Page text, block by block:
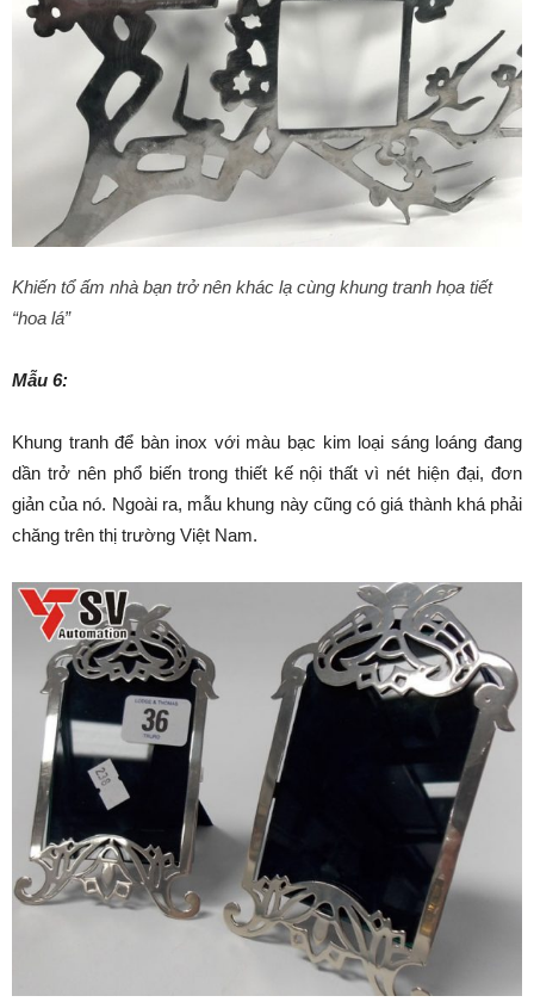
Khiến tổ ấm nhà bạn trở nên khác lạ cùng khung tranh họa tiết
“hoa lá”
Mẫu 6:
Khung tranh để bàn inox với màu bạc kim loại sáng loáng đang
dần trở nên phổ biến trong thiết kế nội thất vì nét hiện đại, đơn
giản của nó. Ngoài ra, mẫu khung này cũng có giá thành khá phải
chăng trên thị trường Việt Nam.